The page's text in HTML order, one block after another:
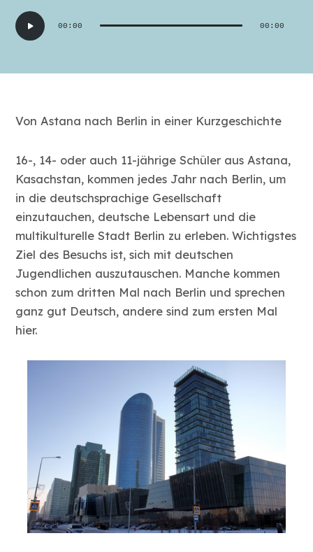
Audio-
Player
00:00 00:00
Von Astana nach Berlin in einer Kurzgeschichte
16-, 14- oder auch 11-jährige Schüler aus Astana,
Kasachstan, kommen jedes Jahr nach Berlin, um
in die deutschsprachige Gesellschaft
einzutauchen, deutsche Lebensart und die
multikulturelle Stadt Berlin zu erleben. Wichtigstes
Ziel des Besuchs ist, sich mit deutschen
Jugendlichen auszutauschen. Manche kommen
schon zum dritten Mal nach Berlin und sprechen
ganz gut Deutsch, andere sind zum ersten Mal
hier.